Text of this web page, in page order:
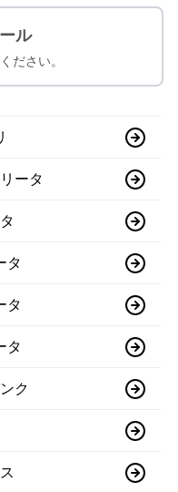
ル
ださい。
ータ
タ
タ
タ
ク